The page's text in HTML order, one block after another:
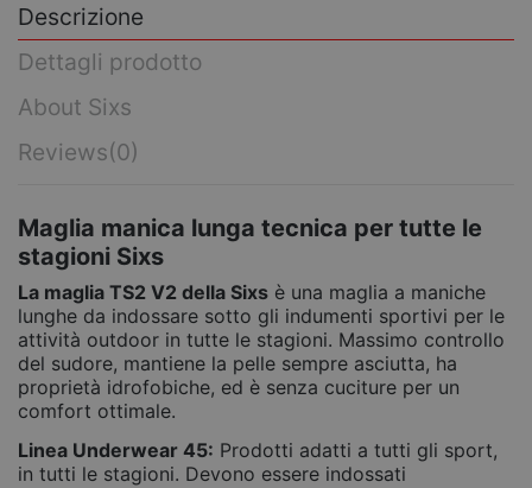
Descrizione
Dettagli prodotto
About Sixs
Reviews(0)
Maglia manica lunga tecnica per tutte le
stagioni Sixs
La maglia TS2 V2 della Sixs è una maglia a maniche
lunghe da indossare sotto gli indumenti sportivi per le
attività outdoor in tutte le stagioni. Massimo controllo
del sudore, mantiene la pelle sempre asciutta, ha
proprietà idrofobiche, ed è senza cuciture per un
comfort ottimale.
Linea Underwear 45: Prodotti adatti a tutti gli sport,
in tutti le stagioni. Devono essere indossati